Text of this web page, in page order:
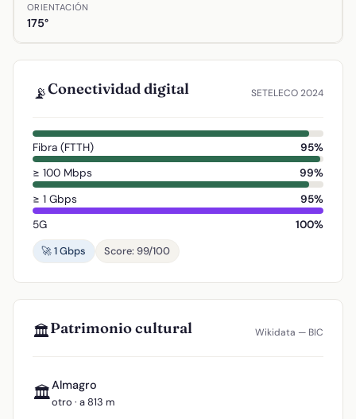
ORIENTACIÓN
175°
📡Conectividad digital SETELECO 2024
Fibra (FTTH)
95%
≥ 100 Mbps
99%
≥ 1 Gbps
95%
5G
100%
🚀 1 Gbps
Score: 99/100
🏛️Patrimonio cultural Wikidata — BIC
🏛️Almagro
otro · a 813 m